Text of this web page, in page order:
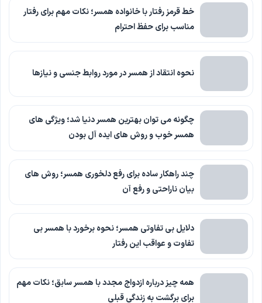
خط قرمز رفتار با خانواده همسر؛ نکات مهم برای رفتار
مناسب برای حفظ احترام
نحوه انتقاد از همسر در مورد روابط جنسی و نیازها
چگونه می توان بهترین همسر دنیا شد؛ ویژگی های
همسر خوب و روش های ایده آل بودن
چند راهکار ساده برای رفع دلخوری همسر؛ روش های
بیان ناراحتی و رفع آن
دلایل بی تفاوتی همسر؛ نحوه برخورد با همسر بی
تفاوت و عواقب این رفتار
همه چیز درباره ازدواج مجدد با همسر سابق؛ نکات مهم
برای برگشت به زندگی قبلی